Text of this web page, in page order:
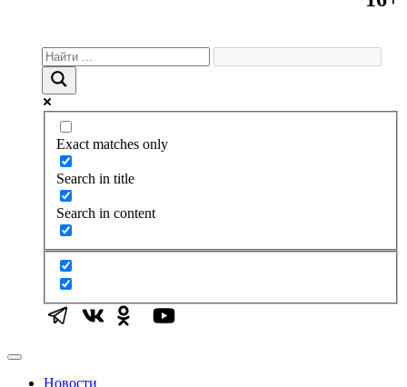
Exact matches only
Search in title
Search in content
Новости